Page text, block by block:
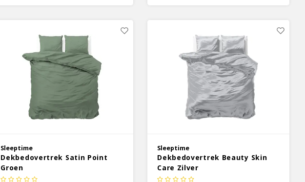
gemaakt van 100% Egyptisch katoen met
dekbedovertrek is gemaakt van 100%
Sleeptime
Dekbedovertrek Satin Point
Groen
Sleeptime
Dekbedovertrek Beauty Skin
Care Zilver